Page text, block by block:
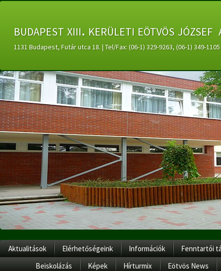
budapest xiii. kerületi eötvös
1131 Budapest, Futár utca 18. | Tel/Fax: (06-1) 329-9263, (06-1) 349-
Aktualitások Elérhetőségeink Információk
Fenntartói
Beiskolázás
Képek Hírturmix Eötvös News